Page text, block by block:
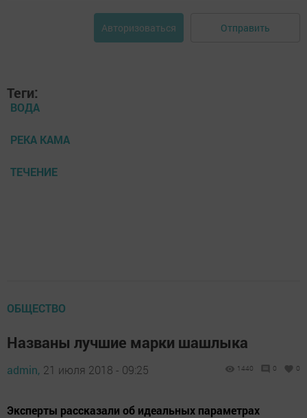
Авторизоваться Отправить
Теги:
ВОДА
РЕКА КАМА
ТЕЧЕНИЕ
ОБЩЕСТВО
Названы лучшие марки шашлыка
admin, 21 июля 2018 - 09:25 1440 0 0
Эксперты рассказали об идеальных параметрах